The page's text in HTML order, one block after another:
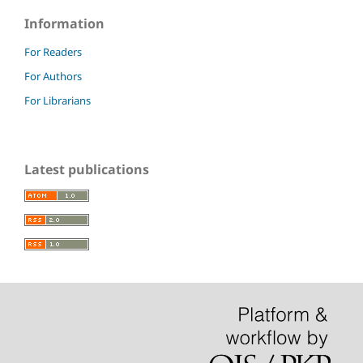
Information
For Readers
For Authors
For Librarians
Latest publications